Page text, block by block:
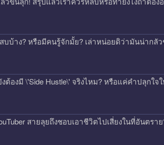
สบบ้าง? หรือมีคนรู้จักมั้ย? เล่าหน่อยดิว่ามันน่ากลั
ต้องมี \'Side Hustle\' จริงไหม? หรือแค่คำปลุกใจ
สายลุยถึงชอบเอาชีวิตไปเสี่ยงในที่อันตรา